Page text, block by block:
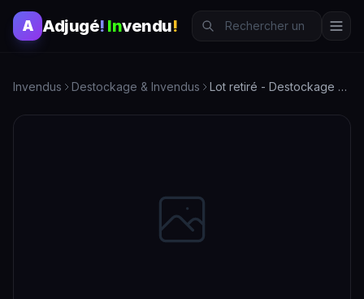
A Adjugé! Invendu!
Invendus Destockage & Invendus Lot retiré - Destockage & Invendus - Opportunité à saisir